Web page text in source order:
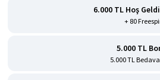
6.000 TL Hoş
+ 80
5.000 TL
5.000 TL